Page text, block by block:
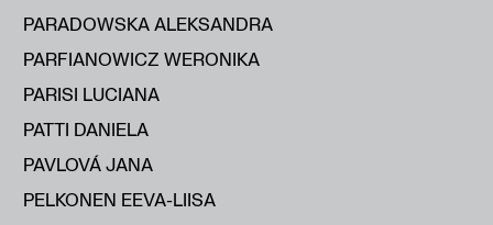
PARADOWSKA ALEKSANDRA
PARFIANOWICZ WERONIKA
PARISI LUCIANA
PATTI DANIELA
PAVLOVÁ JANA
PELKONEN EEVA-LIISA